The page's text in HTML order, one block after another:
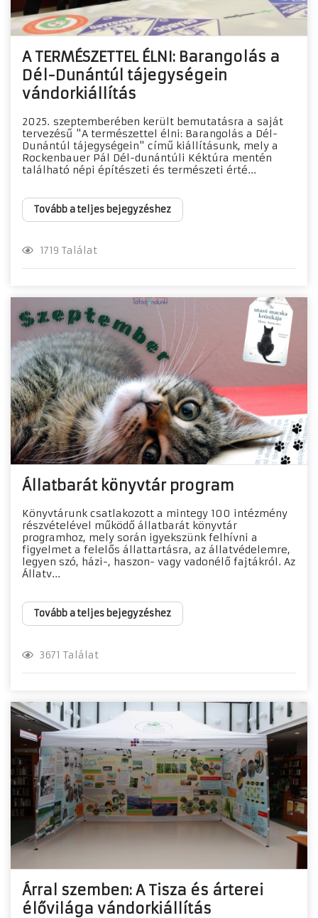
A TERMÉSZETTEL ÉLNI: Barangolás a
Dél-Dunántúl tájegységein
vándorkiállítás
2025. szeptemberében került bemutatásra a saját
tervezésű "A természettel élni: Barangolás a Dél-
Dunántúl tájegységein" című kiállításunk, mely a
Rockenbauer Pál Dél-dunántúli Kéktúra mentén
található népi építészeti és természeti érté...
Tovább a teljes bejegyzéshez
1719 Találat
Állatbarát könyvtár program
Könyvtárunk csatlakozott a mintegy 100 intézmény
részvételével működő állatbarát könyvtár
programhoz, mely során igyekszünk felhívni a
figyelmet a felelős állattartásra, az állatvédelemre,
legyen szó, házi-, haszon- vagy vadonélő fajtákról. Az
Állatv...
Tovább a teljes bejegyzéshez
3671 Találat
Árral szemben: A Tisza és árterei
élővilága vándorkiállítás